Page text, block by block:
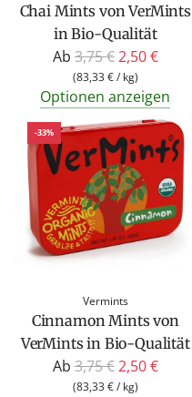
i
s
Chai Mints von VerMints
in Bio-Qualität
Ab R
e
g
u
l
ä
r
e
r
P
i
s
3,75 €2,50 €
(83,33 €/ kg)
Optionen anzeigen
-33%
Vermints
Cinnamon Mints von
VerMints in Bio-Qualität
Ab R
e
3,75 €2,50 €
(83,33 €/ kg)